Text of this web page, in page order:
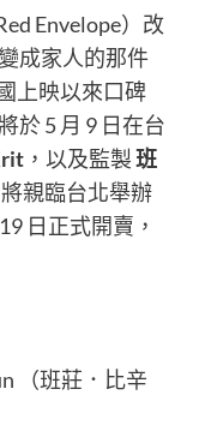
Envelope）改
成家人的那件
上映以來口碑
於 5 月 9 日在台
，以及監製班
親臨台北舉辦
日正式開賣，
（班莊．比辛